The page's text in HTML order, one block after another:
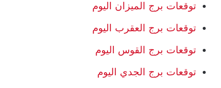
توقعات برج الميزان اليوم
توقعات برج العقرب اليوم
توقعات برج القوس اليوم
توقعات برج الجدي اليوم